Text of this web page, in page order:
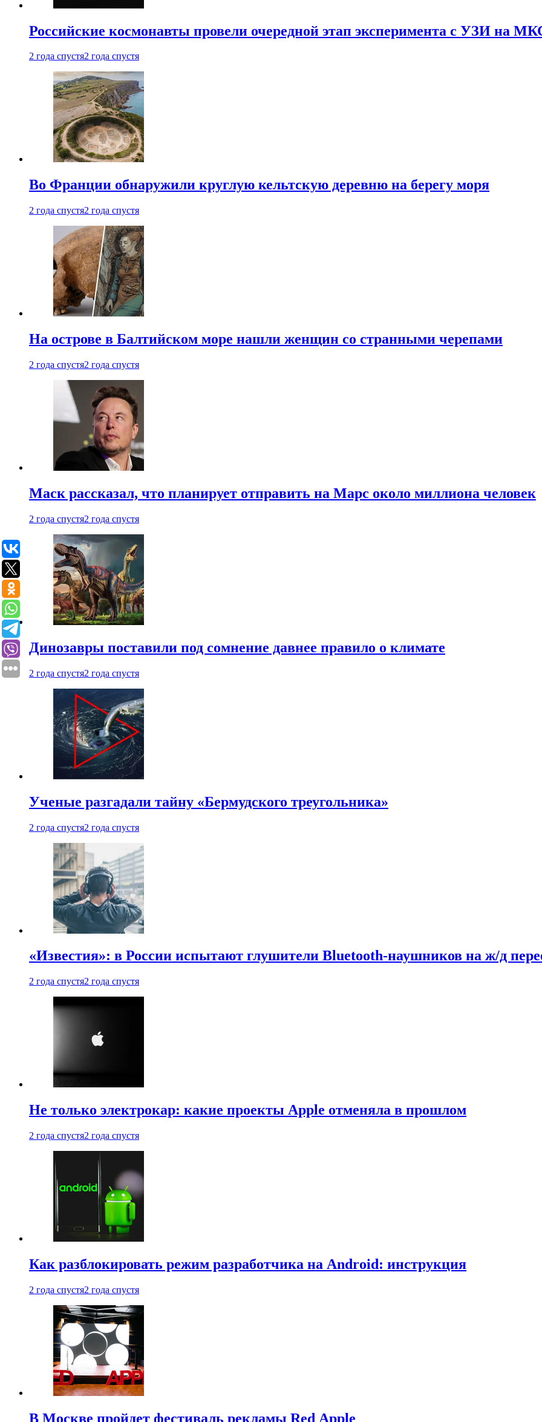
Российские космонавты провели очередной этап эксперимента с УЗИ на
2 года спустя2 года спустя
Во Франции обнаружили круглую кельтскую деревню на берегу моря
2 года спустя2 года спустя
На острове в Балтийском море нашли женщин со странными черепами
2 года спустя2 года спустя
Маск рассказал, что планирует отправить на Марс около миллиона человек
2 года спустя2 года спустя
Динозавры поставили под сомнение давнее правило о климате
2 года спустя2 года спустя
Ученые разгадали тайну «Бермудского треугольника»
2 года спустя2 года спустя
«Известия»: в России испытают глушители Bluetooth-наушников на ж/д
2 года спустя2 года спустя
Не только электрокар: какие проекты Apple отменяла в прошлом
2 года спустя2 года спустя
Как разблокировать режим разработчика на Android: инструкция
2 года спустя2 года спустя
В Москве пройдет фестиваль рекламы Red Apple